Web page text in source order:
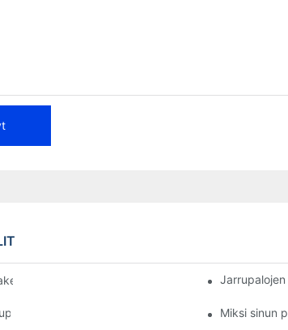
löytäminen yrityksellesi Jarrupalojen
jälleenmyyjien välillä Miksi sinun